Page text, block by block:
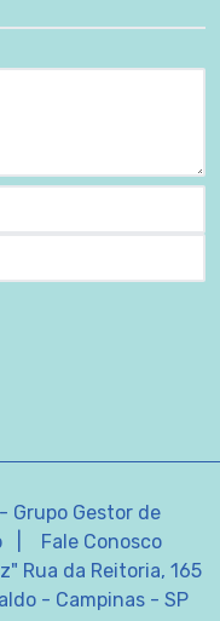
Gestor de
| Fale Conosco
Rua da Reitoria, 165
- Campinas - SP